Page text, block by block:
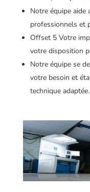
Notre équipe aide
professionnels et
Offset 5 Votre
votre disposition
Notre équipe se
votre besoin et
technique adaptée.